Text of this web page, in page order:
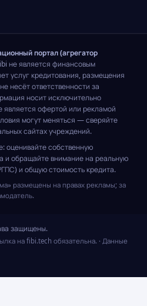
портал (агрегатор
не является финансовым
услуг кредитования, размещения
несёт ответственности за
носит исключительно
офертой или рекламой
могут меняться — сверяйте
сайтах учреждений.
оценивайте собственную
и обращайте внимание на реальную
и общую стоимость кредита.
размещены на правах рекламы; за
защищены.
на fibi.tech обязательна. · Данные